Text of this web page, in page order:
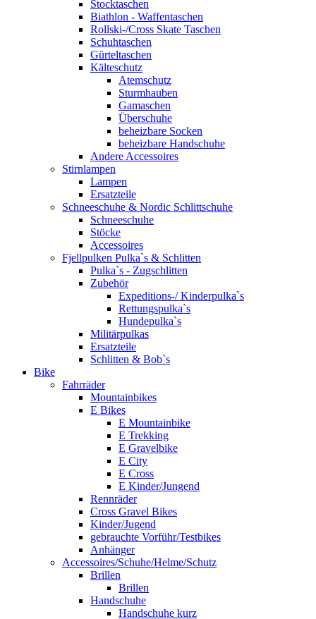
Stocktaschen
Biathlon - Waffentaschen
Rollski-/Cross Skate Taschen
Schuhtaschen
Gürteltaschen
Kälteschutz
Atemschutz
Sturmhauben
Gamaschen
Überschuhe
beheizbare Socken
beheizbare Handschuhe
Andere Accessoires
Stirnlampen
Lampen
Ersatzteile
Schneeschuhe & Nordic Schlittschuhe
Schneeschuhe
Stöcke
Accessoires
Fjellpulken Pulka`s & Schlitten
Pulka`s - Zugschlitten
Zubehör
Expeditions-/ Kinderpulka`s
Rettungspulka`s
Hundepulka`s
Militärpulkas
Ersatzteile
Schlitten & Bob`s
Bike
Fahrräder
Mountainbikes
E Bikes
E Mountainbike
E Trekking
E Gravelbike
E City
E Cross
E Kinder/Jungend
Rennräder
Cross Gravel Bikes
Kinder/Jugend
gebrauchte Vorführ/Testbikes
Anhänger
Accessoires/Schuhe/Helme/Schutz
Brillen
Brillen
Handschuhe
Handschuhe kurz